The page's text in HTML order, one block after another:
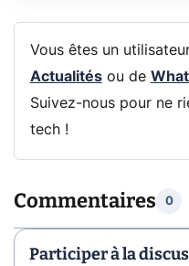
Vous êtes un
Actualitésou de
Suivez-nous pour ne
tech !
Commentaires 0
Participer à la